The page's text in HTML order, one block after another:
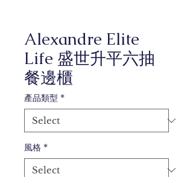
Alexandre Elite
Life 盛世升平六抽
餐邊櫃
產品類型 *
風格 *